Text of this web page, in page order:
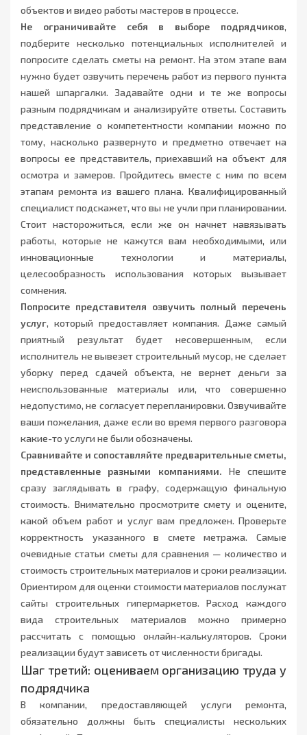
объектов и видео работы мастеров в процессе.
Не ограничивайте себя в выборе подрядчиков,
подберите несколько потенциальных исполнителей и
попросите сделать сметы на ремонт. На этом этапе вам
нужно будет озвучить перечень работ из первого пункта
нашей шпаргалки. Задавайте одни и те же вопросы
разным подрядчикам и анализируйте ответы. Составить
представление о компетентности компании можно по
тому, насколько развернуто и предметно отвечает на
вопросы ее представитель, приехавший на объект для
осмотра и замеров. Пройдитесь вместе с ним по всем
этапам ремонта из вашего плана. Квалифицированный
специалист подскажет, что вы не учли при планировании.
Стоит насторожиться, если же он начнет навязывать
работы, которые не кажутся вам необходимыми, или
инновационные технологии и материалы,
целесообразность использования которых вызывает
сомнения.
Попросите представителя озвучить полный перечень
услуг, который предоставляет компания. Даже самый
приятный результат будет несовершенным, если
исполнитель не вывезет строительный мусор, не сделает
уборку перед сдачей объекта, не вернет деньги за
неиспользованные материалы или, что совершенно
недопустимо, не согласует перепланировки. Озвучивайте
ваши пожелания, даже если во время первого разговора
какие-то услуги не были обозначены.
Сравнивайте и сопоставляйте предварительные сметы,
представленные разными компаниями. Не спешите
сразу заглядывать в графу, содержащую финальную
стоимость. Внимательно просмотрите смету и оцените,
какой объем работ и услуг вам предложен. Проверьте
корректность указанного в смете метража. Самые
очевидные статьи сметы для сравнения — количество и
стоимость строительных материалов и сроки реализации.
Ориентиром для оценки стоимости материалов послужат
сайты строительных гипермаркетов. Расход каждого
вида строительных материалов можно примерно
рассчитать с помощью онлайн-калькуляторов. Сроки
реализации будут зависеть от численности бригады.
Шаг третий: оцениваем организацию труда у
подрядчика
В компании, предоставляющей услуги ремонта,
обязательно должны быть специалисты нескольких